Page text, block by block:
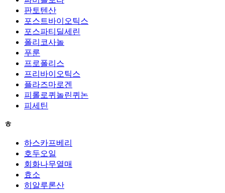
판토텐산
포스트바이오틱스
포스파티딜세린
폴리코사놀
푸룬
프로폴리스
프리바이오틱스
플라즈마로겐
피롤로퀴놀린퀴논
피세틴
ㅎ
하스카프베리
호두오일
회화나무열매
효소
히알루론산